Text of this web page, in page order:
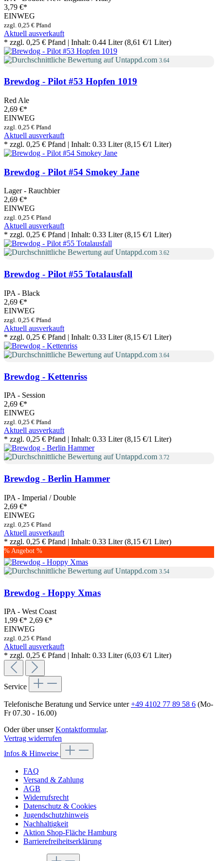
3,79 €*
EINWEG
zzgl. 0,25 € Pfand
Aktuell ausverkauft
* zzgl. 0,25 € Pfand | Inhalt: 0.44 Liter (8,61 €/1 Liter)
3.64
Brewdog - Pilot #53 Hopfen 1019
Red Ale
2,69 €*
EINWEG
zzgl. 0,25 € Pfand
Aktuell ausverkauft
* zzgl. 0,25 € Pfand | Inhalt: 0.33 Liter (8,15 €/1 Liter)
Brewdog - Pilot #54 Smokey Jane
Lager - Rauchbier
2,69 €*
EINWEG
zzgl. 0,25 € Pfand
Aktuell ausverkauft
* zzgl. 0,25 € Pfand | Inhalt: 0.33 Liter (8,15 €/1 Liter)
3.62
Brewdog - Pilot #55 Totalausfall
IPA - Black
2,69 €*
EINWEG
zzgl. 0,25 € Pfand
Aktuell ausverkauft
* zzgl. 0,25 € Pfand | Inhalt: 0.33 Liter (8,15 €/1 Liter)
3.64
Brewdog - Kettenriss
IPA - Session
2,69 €*
EINWEG
zzgl. 0,25 € Pfand
Aktuell ausverkauft
* zzgl. 0,25 € Pfand | Inhalt: 0.33 Liter (8,15 €/1 Liter)
3.72
Brewdog - Berlin Hammer
IPA - Imperial / Double
2,69 €*
EINWEG
zzgl. 0,25 € Pfand
Aktuell ausverkauft
* zzgl. 0,25 € Pfand | Inhalt: 0.33 Liter (8,15 €/1 Liter)
% Angebot %
3.54
Brewdog - Hoppy Xmas
IPA - West Coast
1,99 €* 2,69 €*
EINWEG
zzgl. 0,25 € Pfand
Aktuell ausverkauft
* zzgl. 0,25 € Pfand | Inhalt: 0.33 Liter (6,03 €/1 Liter)
Service
Telefonische Beratung und Service unter+49 4102 77 89 58 6 (Mo-
Fr 07.30 - 16.00)
Oder über unserKontaktformular.
Vertrag widerrufen
Infos & Hinweise
FAQ
Versand & Zahlung
AGB
Widerrufsrecht
Datenschutz & Cookies
Jugendschutzhinweis
Nachhaltigkeit
Aktion Shop-Fläche Hamburg
Barrierefreiheitserklärung